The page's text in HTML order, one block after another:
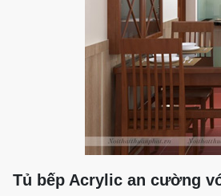
Tủ bếp Acrylic an cường